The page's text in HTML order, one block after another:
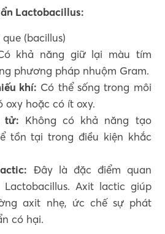
Lactobacillus:
que (bacillus)
khả năng giữ lại màu tím
phương pháp nhuộm Gram.
khí: Có thể sống trong môi
oxy hoặc có ít oxy.
tử: Không có khả năng tạo
tồn tại trong điều kiện khắc
Đây là đặc điểm quan
Axit lactic giúp
axit nhẹ, ức chế sự phát
có hại.